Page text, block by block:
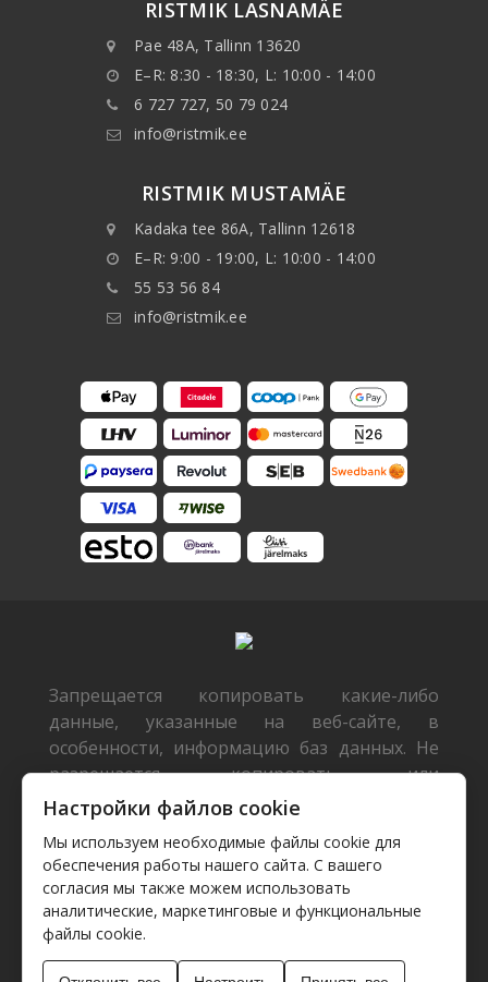
RISTMIK LASNAMÄE
Pae 48A, Tallinn 13620
E–R: 8:30 - 18:30, L: 10:00 - 14:00
6 727 727, 50 79 024
info@ristmik.ee
RISTMIK MUSTAMÄE
Kadaka tee 86A, Tallinn 12618
E–R: 9:00 - 19:00, L: 10:00 - 14:00
55 53 56 84
info@ristmik.ee
Запрещается копировать какие-либо
данные, указанные на веб-сайте, в
особенности, информацию баз данных. Не
разрешается копировать или
распространять данные или базы данных
без предварительного письменного
согласия TecDoc или/и разрешать такие
действия третьим лицам. Такие действия
будут расцениваться как нарушение
авторских прав и будут преследоваться
согласно действующему законодательству.
Настройки файлов cookie
Мы используем необходимые файлы cookie для
обеспечения работы нашего сайта. С вашего
согласия мы также можем использовать
аналитические, маркетинговые и функциональные
файлы cookie.